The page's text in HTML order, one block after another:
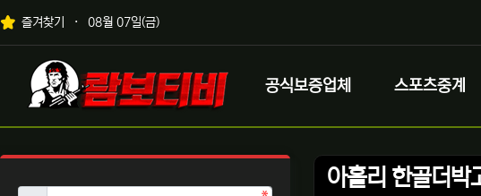
상단 네비
즐겨찾기 08월 07일(금)
메인 메뉴
로고
공식보증업체 스포츠중계
아흘리 한골더박